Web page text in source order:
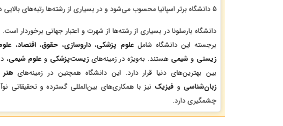
5 دانشگاه برتر اسپانیا محسوب می‌شود و در بسیاری از رشته‌ها رتبه‌های بالایی دارد.
دانشگاه بارسلونا در بسیاری از رشته‌ها از شهرت و اعتبار جهانی برخوردار
برجسته این دانشگاه شاملعلوم پزشکی،داروسازی، حقوق،اقتصاد،
زیستی و شیمی هستند. به‌ویژه در زمینه‌هایزیست‌پزشکی وعلوم شیمی،
بین بهترین‌های دنیا قرار دارد. این دانشگاه همچنین در زمینه‌های
زبان‌شناسی و فیزیک نیز با همکاری‌های بین‌المللی گسترده و تحقیقاتی
چشمگیری دارد.